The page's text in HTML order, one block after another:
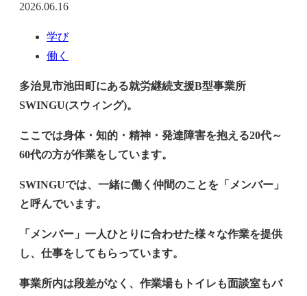
2026.06.16
学び
働く
多治見市池田町にある就労継続支援B型事業所
SWINGU(スウィング)。
ここでは身体・知的・精神・発達障害を抱える20代～
60代の方が作業をしています。
SWINGUでは、一緒に働く仲間のことを「メンバー」
と呼んでいます。
「メンバー」一人ひとりに合わせた様々な作業を提供
し、仕事をしてもらっています。
事業所内は段差がなく、作業場もトイレも面談室もバ